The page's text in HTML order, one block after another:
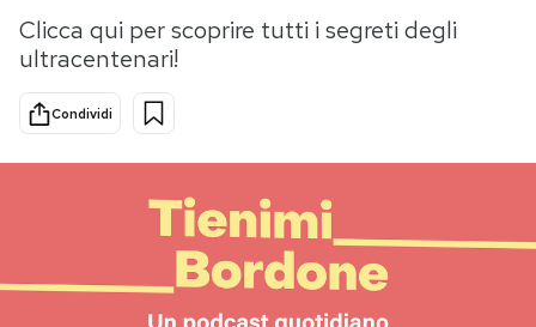
Politica
Internet
Consumismi
Altrecose
Mondiali calcio 2026
Clicca qui per scoprire tutti i segreti degli
ultracentenari!
Condividi